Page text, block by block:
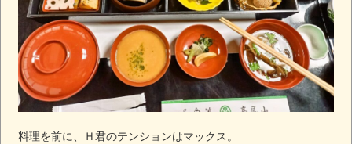
料理を前に、Ｈ君のテンションはマックス。